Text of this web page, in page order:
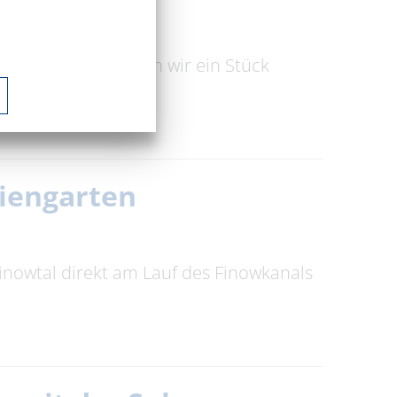
präsentieren wir ein Stück
direkt am Lauf des Finowkanals